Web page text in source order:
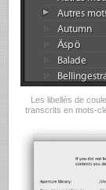
Les libellés de
transcrits en mots-